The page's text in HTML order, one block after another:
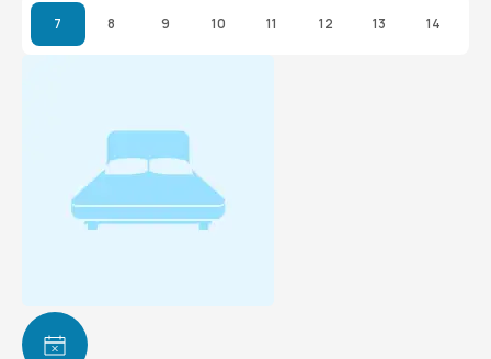
7 8 9 10 11 12 13 14